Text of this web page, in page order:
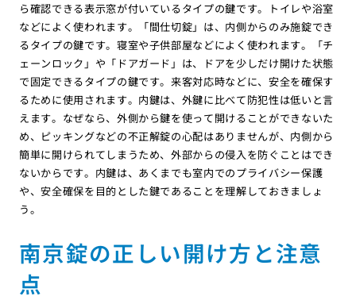
ら確認できる表示窓が付いているタイプの鍵です。トイレや浴室
などによく使われます。「間仕切錠」は、内側からのみ施錠でき
るタイプの鍵です。寝室や子供部屋などによく使われます。「チ
ェーンロック」や「ドアガード」は、ドアを少しだけ開けた状態
で固定できるタイプの鍵です。来客対応時などに、安全を確保す
るために使用されます。内鍵は、外鍵に比べて防犯性は低いと言
えます。なぜなら、外側から鍵を使って開けることができないた
め、ピッキングなどの不正解錠の心配はありませんが、内側から
簡単に開けられてしまうため、外部からの侵入を防ぐことはでき
ないからです。内鍵は、あくまでも室内でのプライバシー保護
や、安全確保を目的とした鍵であることを理解しておきましょ
う。
南京錠の正しい開け方と注意
点